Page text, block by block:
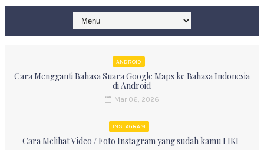
ANDROID
Cara Mengganti Bahasa Suara Google Maps ke Bahasa Indonesia
di Android
Mar 06, 2026
INSTAGRAM
Cara Melihat Video / Foto Instagram yang sudah kamu LIKE